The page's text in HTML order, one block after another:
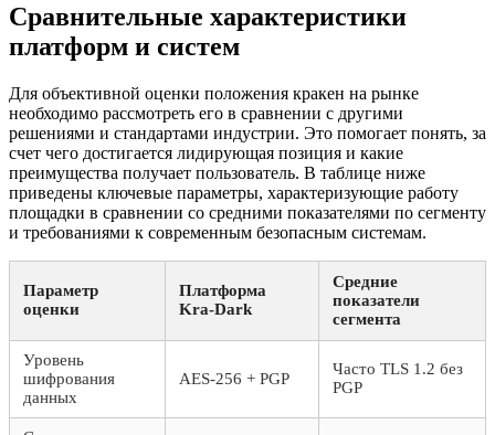
Сравнительные характеристики
платформ и систем
Для объективной оценки положения кракен на рынке
необходимо рассмотреть его в сравнении с другими
решениями и стандартами индустрии. Это помогает понять, за
счет чего достигается лидирующая позиция и какие
преимущества получает пользователь. В таблице ниже
приведены ключевые параметры, характеризующие работу
площадки в сравнении со средними показателями по сегменту
и требованиями к современным безопасным системам.
Параметр
оценки
Платформа
Kra-Dark
Средние
показатели
сегмента
Уровень
шифрования
данных
AES-256 + PGP
Часто TLS 1.2 без
PGP